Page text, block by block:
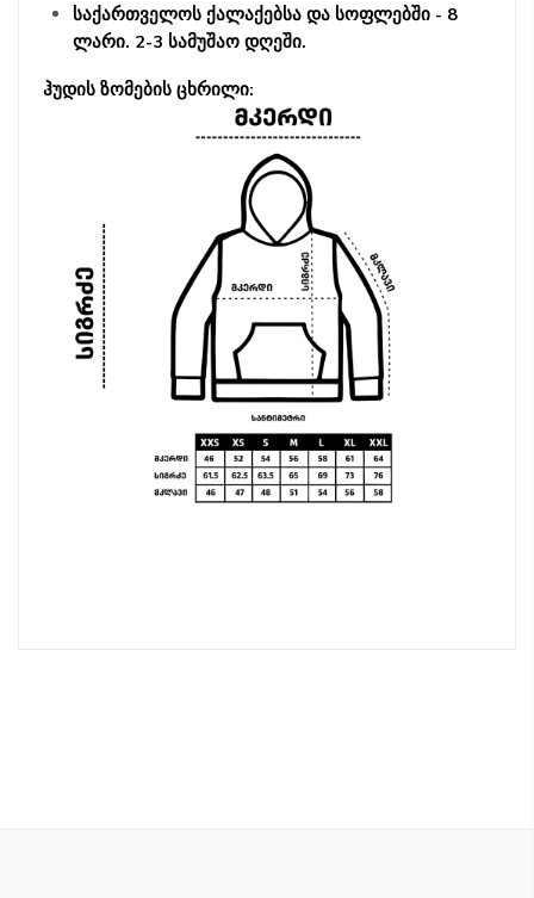
საქართველოს ქალაქებსა და სოფლებში - 8
ლარი. 2-3 სამუშაო დღეში.
ჰუდის ზომების ცხრილი: